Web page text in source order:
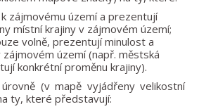
zájmovému území a prezentují
místní krajiny v zájmovém území;
volně, prezentují minulost a
území (např. městská
konkrétní proměnu krajiny).
(v mapě vyjádřeny velikostní
ty, které představují: